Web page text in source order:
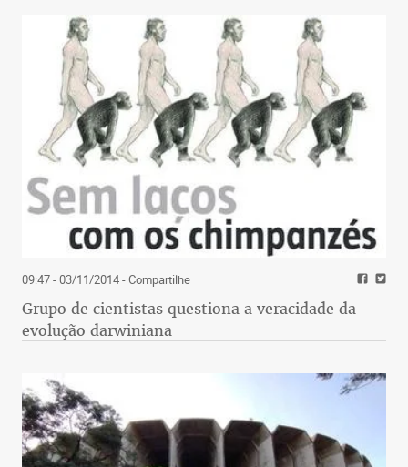
09:47 - 03/11/2014- Compartilhe
Grupo de cientistas questiona a veracidade da
evolução darwiniana